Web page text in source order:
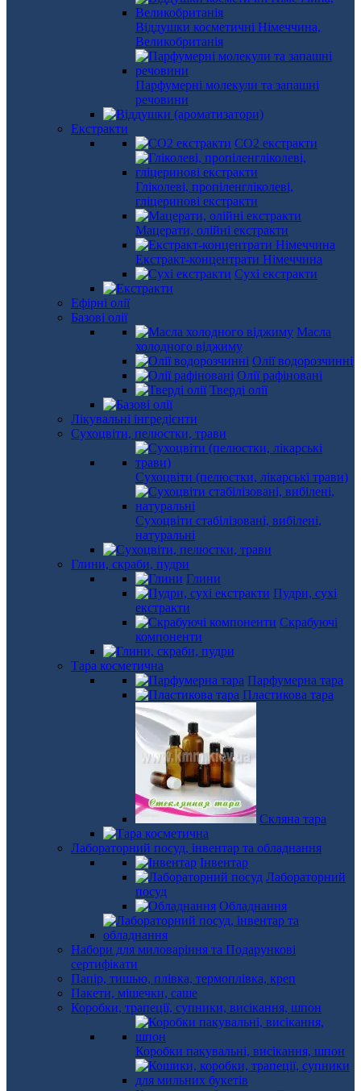
Віддушки косметичні Німеччина,
Великобританія
Парфумерні молекули та запашні
речовини
Екстракти
СО2 екстракти
Гліколеві, пропіленгліколеві,
гліцеринові екстракти
Мацерати, олійні екстракти
Екстракт-концентрати Німеччина
Сухі екстракти
Ефірні олії
Базові олії
Масла
холодного віджиму
Олії водорозчинні
Олії рафіновані
Тверді олії
Лікувальні інгредієнти
Сухоцвіти, пелюстки, трави
Сухоцвіти (пелюстки, лікарські трави)
Сухоцвіти стабілізовані, вибілені,
натуральні
Глини, скраби, пудри
Глини
Пудри, сухі
екстракти
Скрабуючі
компоненти
Тара косметична
Парфумерна тара
Пластикова тара
Скляна тара
Лабораторний посуд, інвентар та обладнання
Інвентар
Лабораторний
посуд
Обладнання
Набори для миловаріння та Подарункові
сертифікати
Папір, тишью, плівка, термоплівка, креп
Пакети, мішечки, саше
Коробки, трапеції, супники, висікання, шпон
Коробки пакувальні, висікання, шпон